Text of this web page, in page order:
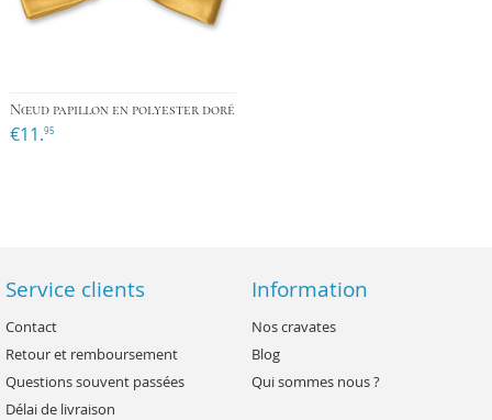
Nœud papillon en polyester doré
€11.95
Service clients
Contact
Retour et remboursement
Questions souvent passées
Délai de livraison
Information
Nos cravates
Blog
Qui sommes nous ?